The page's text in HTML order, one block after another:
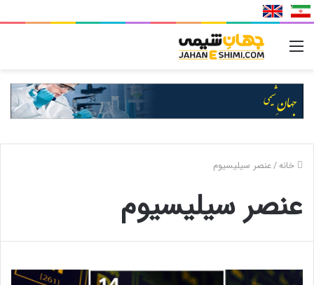
خانه/عنصر سیلیسیوم
عنصر سیلیسیوم